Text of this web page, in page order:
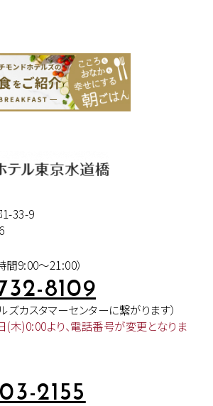
33-9
間9:00～21:00）
8109
ズカスタマーセンターに繋がります）
)0:00より、電話番号が変更となりま
2155